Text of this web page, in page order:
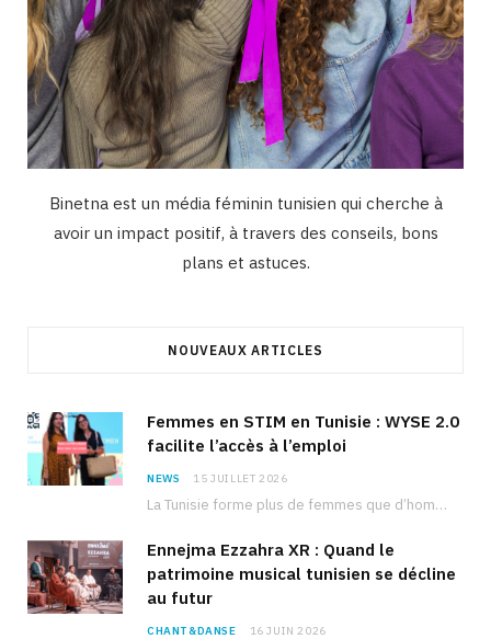
Binetna est un média féminin tunisien qui cherche à
avoir un impact positif, à travers des conseils, bons
plans et astuces.
NOUVEAUX ARTICLES
Femmes en STIM en Tunisie : WYSE 2.0
facilite l’accès à l’emploi
NEWS 15 JUILLET 2026
La Tunisie forme plus de femmes que d’hommes dans les filières scientifiques. Pourtant, pour beaucoup…
Ennejma Ezzahra XR : Quand le
patrimoine musical tunisien se décline
au futur
CHANT&DANSE 16 JUIN 2026